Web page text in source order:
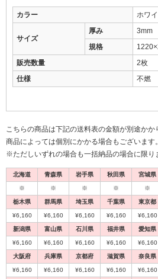
カラー ホワ
サイズ
厚み
3mm
規格
販売数量
2枚
仕様
不燃
こちらの商品は下記の送料表の金額が別途かか
商品によっては個別にかかる場合もございます。
※ただしいずれの場合も一括納品の場合に限り
北海道 青森県 岩手県 秋田県 宮城県
※ ※ ※ ※ ※
栃木県 群馬県 埼玉県 千葉県 東京都
¥6,160 ¥6,160 ¥6,160 ¥6,160 ¥6,160
新潟県 富山県 石川県 福井県 愛知県
¥6,160 ¥6,160 ¥6,160 ¥6,160 ¥6,160
大阪府 兵庫県 京都府 滋賀県 奈良県
¥6,160 ¥6,160 ¥6,160 ¥6,160 ¥6,160